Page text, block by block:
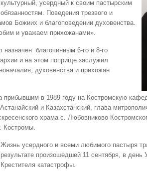
культурный, усердный к своим пастырским
обязанностям. Поведения трезвого и
Божиих и благоповедении духовенства.
и уважаем прихожанами».
назначен благочинным 6-го и 8-го
и на этом поприще заслужил
духовенства и прихожан
прибывшим в 1989 году на Костромскую
и Казахстанский, глава
храма с. Любовниково
Костромы.
Жизнь усердного и всеми любимого пастыря
результате произошедшей 11 сентября, в день
Крестителя катастрофы.